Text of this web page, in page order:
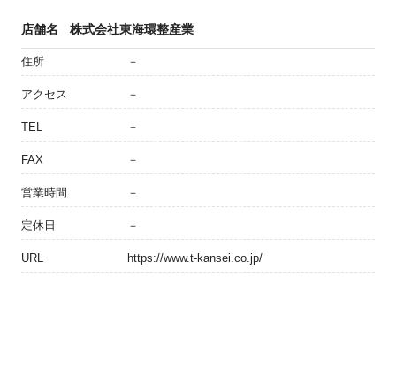
店舗名 株式会社東海環整産業
住所 －
アクセス －
TEL －
FAX －
営業時間 －
定休日 －
URL https://www.t-kansei.co.jp/